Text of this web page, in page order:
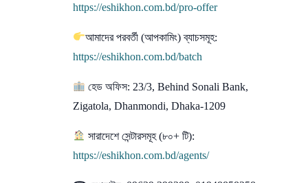
https://eshikhon.com.bd/pro-offer
আমাদের পরবর্তী (আপকামিং) ব্যাচসমূহ:
https://eshikhon.com.bd/batch
হেড অফিস: 23/3, Behind Sonali Bank,
Zigatola, Dhanmondi, Dhaka-1209
সারাদেশে সেন্টারসমূহ (৮০+ টি):
https://eshikhon.com.bd/agents/